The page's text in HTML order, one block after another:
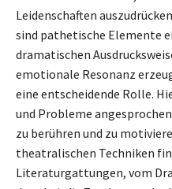
Leidenschaften
sind pathetische Elemente
dramatischen
emotionale Resonanz
eine entscheidende Rolle.
und Probleme
zu berühren und zu
theatralischen Techniken
Literaturgattungen, vom